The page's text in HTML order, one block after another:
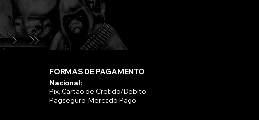
FORMAS DE PAGAMENTO
Nacional:
Pix, Cartao de Cretido/Debito,
Pagseguro, Mercado Pago